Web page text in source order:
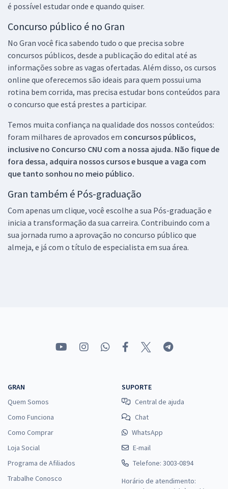
é possível estudar onde e quando quiser.
Concurso público é no Gran
No Gran você fica sabendo tudo o que precisa sobre
concursos públicos, desde a publicação do edital até as
informações sobre as vagas ofertadas. Além disso, os cursos
online que oferecemos são ideais para quem possui uma
rotina bem corrida, mas precisa estudar bons conteúdos para
o concurso que está prestes a participar.
Temos muita confiança na qualidade dos nossos conteúdos:
foram milhares de aprovados em concursos públicos,
inclusive no Concurso CNU com a nossa ajuda. Não fique de
fora dessa, adquira nossos cursos e busque a vaga com
que tanto sonhou no meio público.
Gran também é Pós-graduação
Com apenas um clique, você escolhe a sua Pós-graduação e
inicia a transformação da sua carreira. Contribuindo com a
sua jornada rumo a aprovação no concurso público que
almeja, e já com o título de especialista em sua área.
GRAN
Quem Somos
Como Funciona
Como Comprar
Loja Social
Programa de Afiliados
Trabalhe Conosco
SUPORTE
Central de ajuda
Chat
WhatsApp
E-mail
Telefone: 3003-0894
Horário de atendimento: